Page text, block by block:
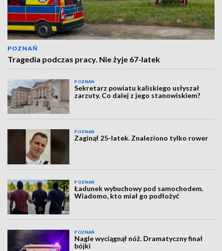
POZNAŃ
Tragedia podczas pracy. Nie żyje 67-latek
POZNAŃ
Sekretarz powiatu kaliskiego usłyszał
zarzuty. Co dalej z jego stanowiskiem?
POZNAŃ
Zaginął 25-latek. Znaleziono tylko rower
POZNAŃ
Ładunek wybuchowy pod samochodem.
Wiadomo, kto miał go podłożyć
POZNAŃ
Nagle wyciągnął nóż. Dramatyczny finał
bójki